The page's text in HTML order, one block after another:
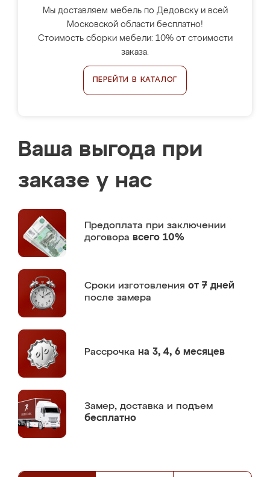
Мы доставляем мебель по Дедовску и всей
Московской области бесплатно!
Стоимость сборки мебели: 10% от стоимости
заказа.
ПЕРЕЙТИ В КАТАЛОГ
Ваша выгода при
заказе у нас
Предоплата при заключении
договора всего 10%
Сроки изготовления от 7 дней
после замера
Рассрочка на 3, 4, 6 месяцев
Замер, доставка и подъем
бесплатно